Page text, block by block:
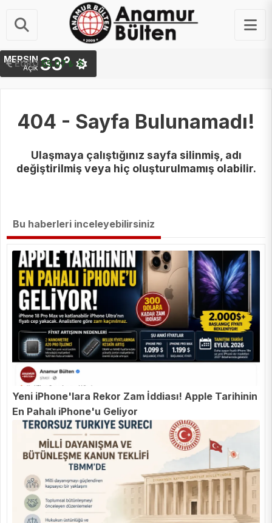
EURO 55.07 ₺
STERLIN 64.21 ₺
MERSIN
Açık 33°
404 - Sayfa Bulunamadı!
Ulaşmaya çalıştığınız sayfa silinmiş, adı
değiştirilmiş veya hiç oluşturulmamış olabilir.
Bu haberleri inceleyebilirsiniz
Yeni iPhone'lara Rekor Zam İddiası! Apple Tarihinin
En Pahalı iPhone'u Geliyor